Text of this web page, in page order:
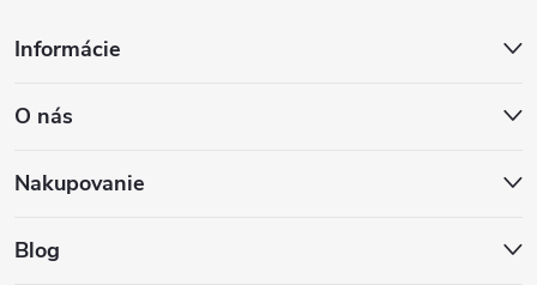
p
ä
Informácie
O nás
Nakupovanie
Blog